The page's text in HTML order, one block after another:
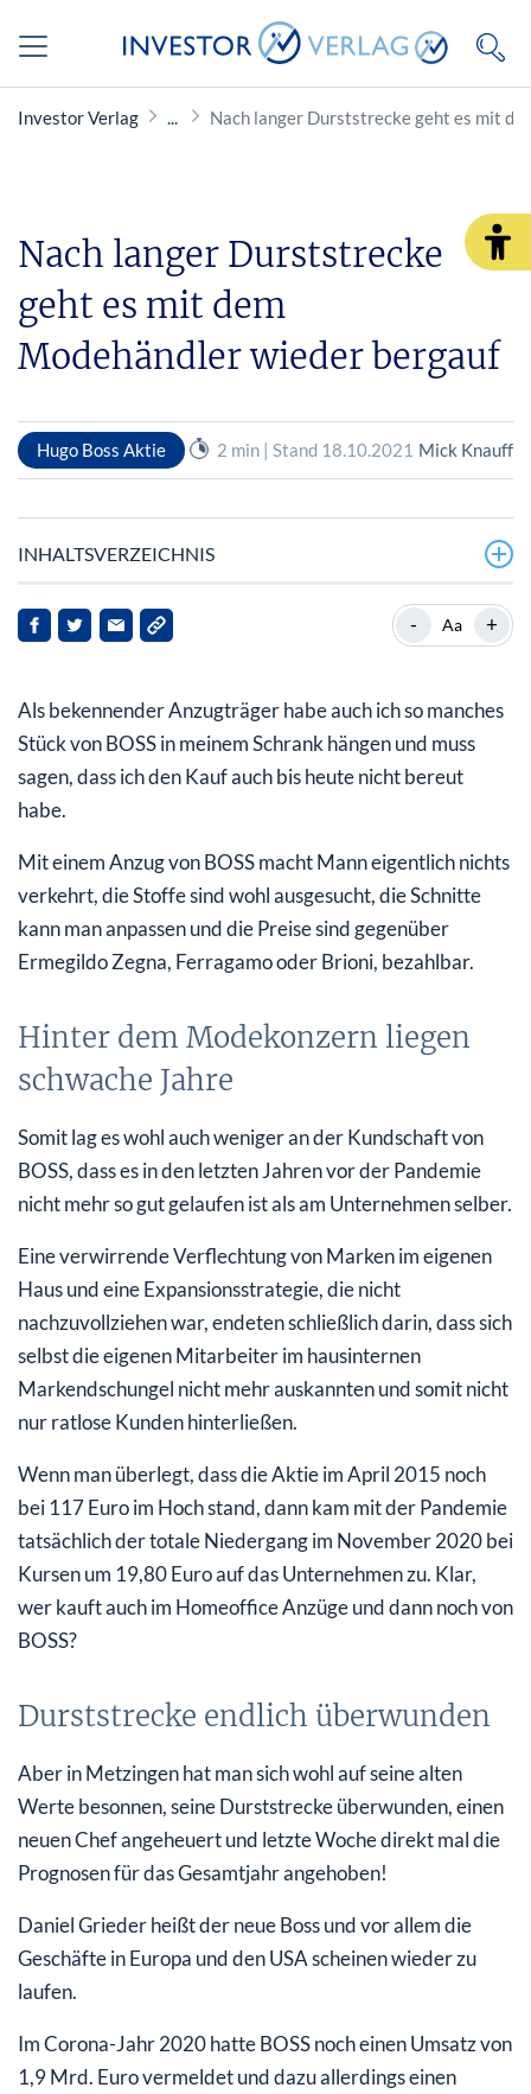
Investor Verlag Nach langer Durststrecke geht es mit
Nach langer Durststrecke
geht es mit dem
Modehändler wieder bergauf
Hugo Boss Aktie 2 min | Stand 18.10.2021 Mick Knauff
INHALTSVERZEICHNIS
Hinter dem Modekonzern liegen schwache Jahre
Analysten positiv gestimmt
- Aa +
Als bekennender Anzugträger habe auch ich so manches
Stück von BOSS in meinem Schrank hängen und muss
sagen, dass ich den Kauf auch bis heute nicht bereut
habe.
Mit einem Anzug von BOSS macht Mann eigentlich nichts
verkehrt, die Stoffe sind wohl ausgesucht, die Schnitte
kann man anpassen und die Preise sind gegenüber
Ermegildo Zegna, Ferragamo oder Brioni, bezahlbar.
Hinter dem Modekonzern liegen
schwache Jahre
Somit lag es wohl auch weniger an der Kundschaft von
BOSS, dass es in den letzten Jahren vor der Pandemie
nicht mehr so gut gelaufen ist als am Unternehmen selber.
Eine verwirrende Verflechtung von Marken im eigenen
Haus und eine Expansionsstrategie, die nicht
nachzuvollziehen war, endeten schließlich darin, dass sich
selbst die eigenen Mitarbeiter im hausinternen
Markendschungel nicht mehr auskannten und somit nicht
nur ratlose Kunden hinterließen.
Wenn man überlegt, dass die Aktie im April 2015 noch
bei 117 Euro im Hoch stand, dann kam mit der Pandemie
tatsächlich der totale Niedergang im November 2020 bei
Kursen um 19,80 Euro auf das Unternehmen zu. Klar,
wer kauft auch im Homeoffice Anzüge und dann noch von
BOSS?
Durststrecke endlich überwunden
Aber in Metzingen hat man sich wohl auf seine alten
Werte besonnen, seine Durststrecke überwunden, einen
neuen Chef angeheuert und letzte Woche direkt mal die
Prognosen für das Gesamtjahr angehoben!
Daniel Grieder heißt der neue Boss und vor allem die
Geschäfte in Europa und den USA scheinen wieder zu
laufen.
Im Corona-Jahr 2020 hatte BOSS noch einen Umsatz von
1,9 Mrd. Euro vermeldet und dazu allerdings einen